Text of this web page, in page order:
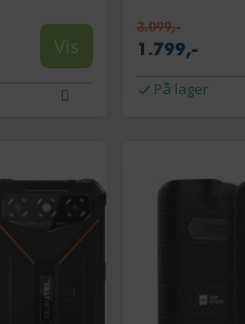
Vis
3.099,-
1.799,-
På lager